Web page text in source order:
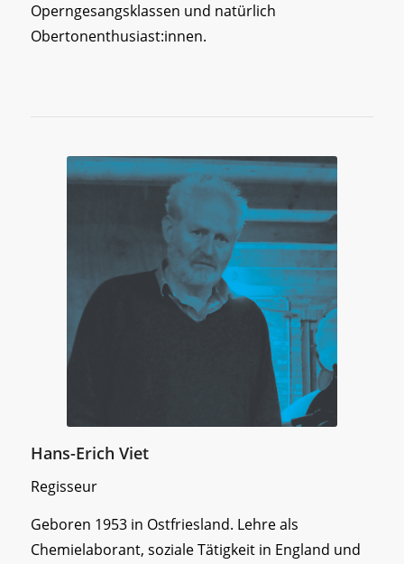
Operngesangsklassen und natürlich
Obertonenthusiast:innen.
Hans-Erich Viet
Regisseur
Geboren 1953 in Ostfriesland. Lehre als
Chemielaborant, soziale Tätigkeit in England und